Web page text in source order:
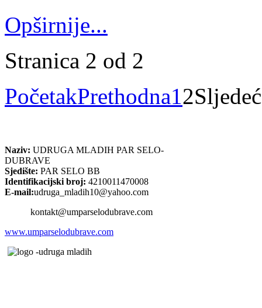
Opširnije...
Stranica 2 od 2
PočetakPrethodna1 2
Naziv: UDRUGA MLADIH PAR SELO-
DUBRAVE
Sjedište: PAR SELO BB
Identifikacijski broj: 4210011470008
E-mail:udruga_mladih10@yahoo.com
kontakt@umparselodubrave.com
www.umparselodubrave.com